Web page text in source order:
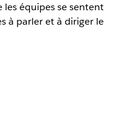
équipes se sentent
à parler et à diriger le